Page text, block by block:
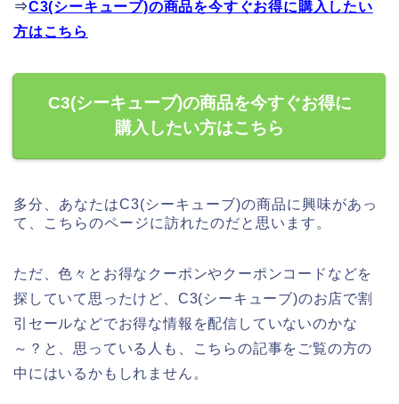
⇒C3(シーキューブ)の商品を今すぐお得に購入したい
方はこちら
C3(シーキューブ)の商品を今すぐお得に
購入したい方はこちら
多分、あなたはC3(シーキューブ)の商品に興味があっ
て、こちらのページに訪れたのだと思います。
ただ、色々とお得なクーポンやクーポンコードなどを
探していて思ったけど、C3(シーキューブ)のお店で割
引セールなどでお得な情報を配信していないのかな
～？と、思っている人も、こちらの記事をご覧の方の
中にはいるかもしれません。